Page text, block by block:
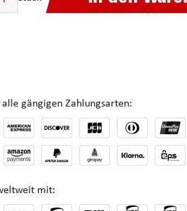
gängigen Zahlungsarten:
mit: